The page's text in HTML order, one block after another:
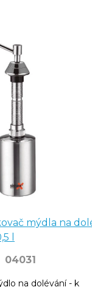
mýdla na
l
04031
na dolévání - k